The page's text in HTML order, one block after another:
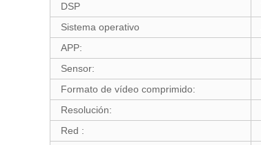
DSP
Sistema operativo
APP:
Sensor:
Formato de vídeo comprimido:
Resolución:
Red :